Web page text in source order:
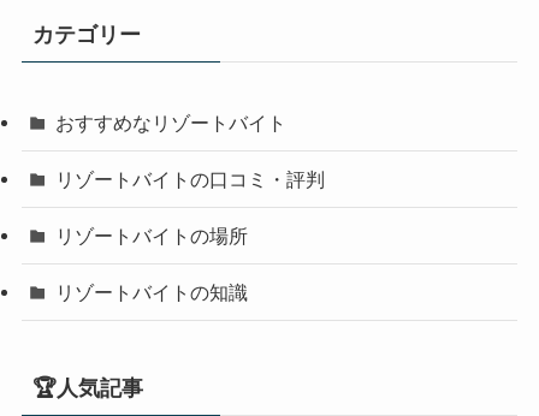
カテゴリー
おすすめなリゾートバイト
リゾートバイトの口コミ・評判
リゾートバイトの場所
リゾートバイトの知識
🏆人気記事